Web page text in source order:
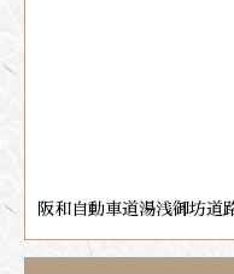
阪和自動車道湯浅御坊